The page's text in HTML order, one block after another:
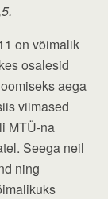
on võimalik
osalesid
aega
viimased
MTÜ-na
Seega neil
ning